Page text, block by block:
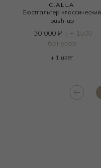
C.ALLA
Бюстгальтер классический
push-up
30 000 ₽ | + 1500
бонусов
+ 1 цвет